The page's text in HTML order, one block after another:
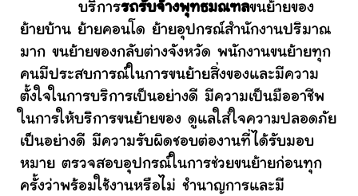
บริการรถรับจ้างพุทธมณฑลขนย้ายของ
ย้ายบ้าน ย้ายคอนโด ย้ายอุปกรณ์สำนักงานปริมาณ
มาก ขนย้ายของกลับต่างจังหวัด พนักงานขนย้ายทุก
คนมีประสบการณ์ในการขนย้ายสิ่งของและมีความ
ตั้งใจในการบริการเป็นอย่างดี มีความเป็นมืออาชีพ
ในการให้บริการขนย้ายของ ดูแลใส่ใจความปลอดภัย
เป็นอย่างดี มีความรับผิดชอบต่องานที่ได้รับมอบ
หมาย ตรวจสอบอุปกรณ์ในการช่วยขนย้ายก่อนทุก
ครั้งว่าพร้อมใช้งานหรือไม่ ชำนาญการและมี